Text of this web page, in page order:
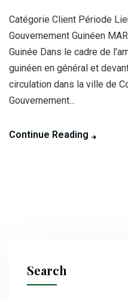
Catégorie Client Période
Gouvernement Guinéen
Guinée Dans le cadre de
guinéen en général et
circulation dans la ville de
Gouvernement...
Continue Reading
Search